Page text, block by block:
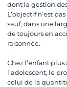
dont la gestion
L’objectif n’est
sauf, dans une
de toujours en
raisonnée.
Chez l’enfant
l’adolescent, le
celui de la